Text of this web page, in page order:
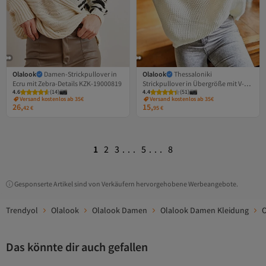
Olalook
Damen-Strickpullover in
Ecru mit Zebra-Details KZK-19000819
4.6 (14)
Versand kostenlos ab 35€
26,42€
Olalook
Thessaloniki
Strickpullover in Übergröße mit V-
Ausschnitt
4.4 (51)
Versand kostenlos ab 35€
15,95€
1 2 3 ... 5 ... 8
Gesponserte Artikel sind von Verkäufern hervorgehobene Werbeangebote.
Trendyol Olalook Olalook Damen Olalook Damen Kleidung
Das könnte dir auch gefallen